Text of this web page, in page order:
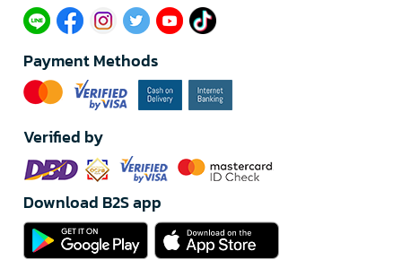
Payment Methods
Verified by
Download B2S app